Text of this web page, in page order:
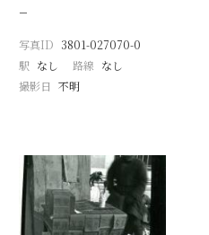
−
写真ID 3801-027070-0
駅 なし 路線 なし
撮影日 不明